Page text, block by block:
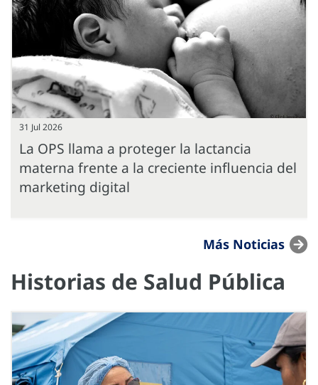
31 Jul 2026
La OPS llama a proteger la lactancia
materna frente a la creciente influencia del
marketing digital
Más Noticias
Historias de Salud Pública